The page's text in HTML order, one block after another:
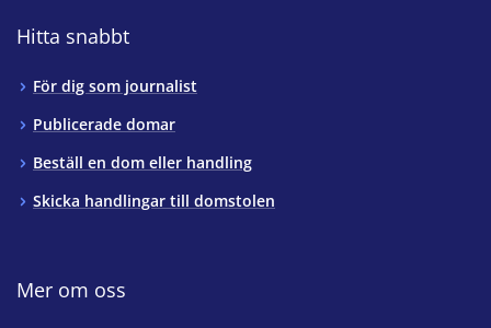
Hitta snabbt
För dig som journalist
Publicerade domar
Beställ en dom eller handling
Skicka handlingar till domstolen
Mer om oss